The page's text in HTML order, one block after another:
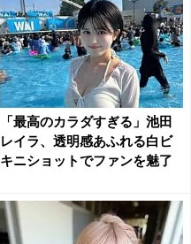
「最高のカラダすぎる」池田
レイラ、透明感あふれる白ビ
キニショットでファンを魅了